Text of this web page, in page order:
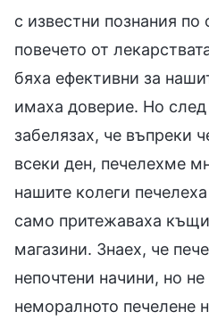
с известни познания
повечето от
бяха ефективни за
имаха доверие. Но
забелязах, че въпреки
всеки ден, печелехме
нашите колеги
само притежаваха
магазини. Знаех, че
непочтени начини, но
неморалното печелене